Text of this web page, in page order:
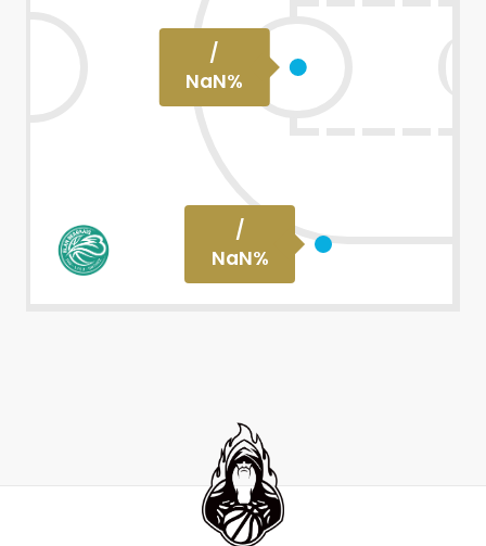
/
NaN%
/
NaN%